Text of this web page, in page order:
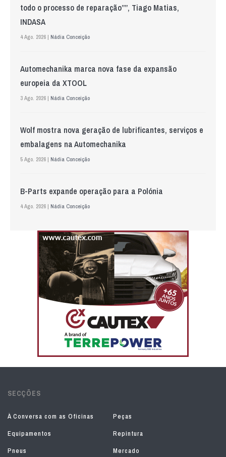
todo o processo de reparação””, Tiago Matias,
INDASA
4 Ago. 2026 | Nádia Conceição
Automechanika marca nova fase da expansão
europeia da XTOOL
3 Ago. 2026 | Nádia Conceição
Wolf mostra nova geração de lubrificantes, serviços e
embalagens na Automechanika
5 Ago. 2026 | Nádia Conceição
B-Parts expande operação para a Polónia
4 Ago. 2026 | Nádia Conceição
SECÇÕES
À Conversa com as Oficinas
Peças
Equipamentos
Repintura
Pneus
Mercado